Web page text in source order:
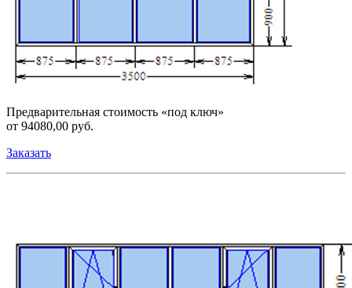
Предварительная стоимость «под ключ»
от 94080,00 руб.
Заказать